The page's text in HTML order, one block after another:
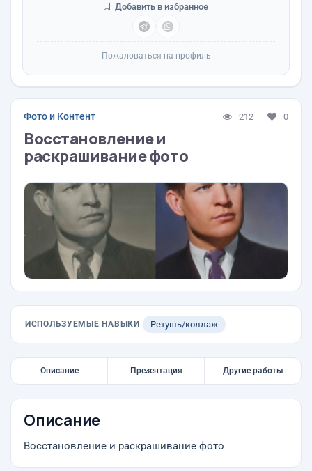
Добавить в избранное
Пожаловаться на профиль
Фото и Контент 212 0
Восстановление и
раскрашивание фото
ИСПОЛЬЗУЕМЫЕ НАВЫКИ Ретушь/коллаж
Описание Презентация Другие работы
Описание
Восстановление и раскрашивание фото